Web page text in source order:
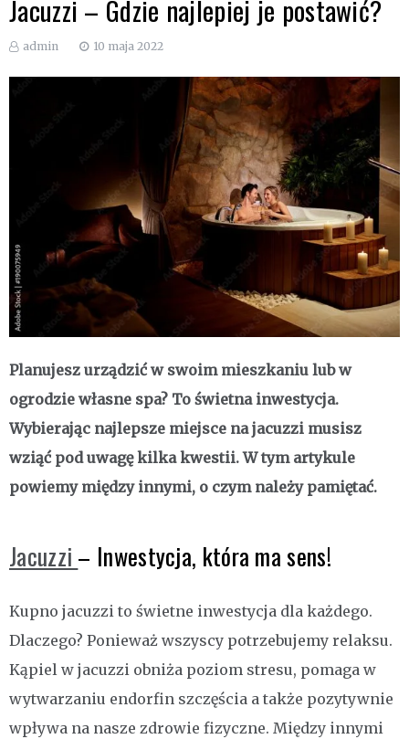
Jacuzzi – Gdzie najlepiej je postawić?
admin 10 maja 2022
Planujesz urządzić w swoim mieszkaniu lub w
ogrodzie własne spa? To świetna inwestycja.
Wybierając najlepsze miejsce na jacuzzi musisz
wziąć pod uwagę kilka kwestii. W tym artykule
powiemy między innymi, o czym należy pamiętać.
Jacuzzi – Inwestycja, która ma sens!
Kupno jacuzzi to świetne inwestycja dla każdego.
Dlaczego? Ponieważ wszyscy potrzebujemy relaksu.
Kąpiel w jacuzzi obniża poziom stresu, pomaga w
wytwarzaniu endorfin szczęścia a także pozytywnie
wpływa na nasze zdrowie fizyczne. Między innymi